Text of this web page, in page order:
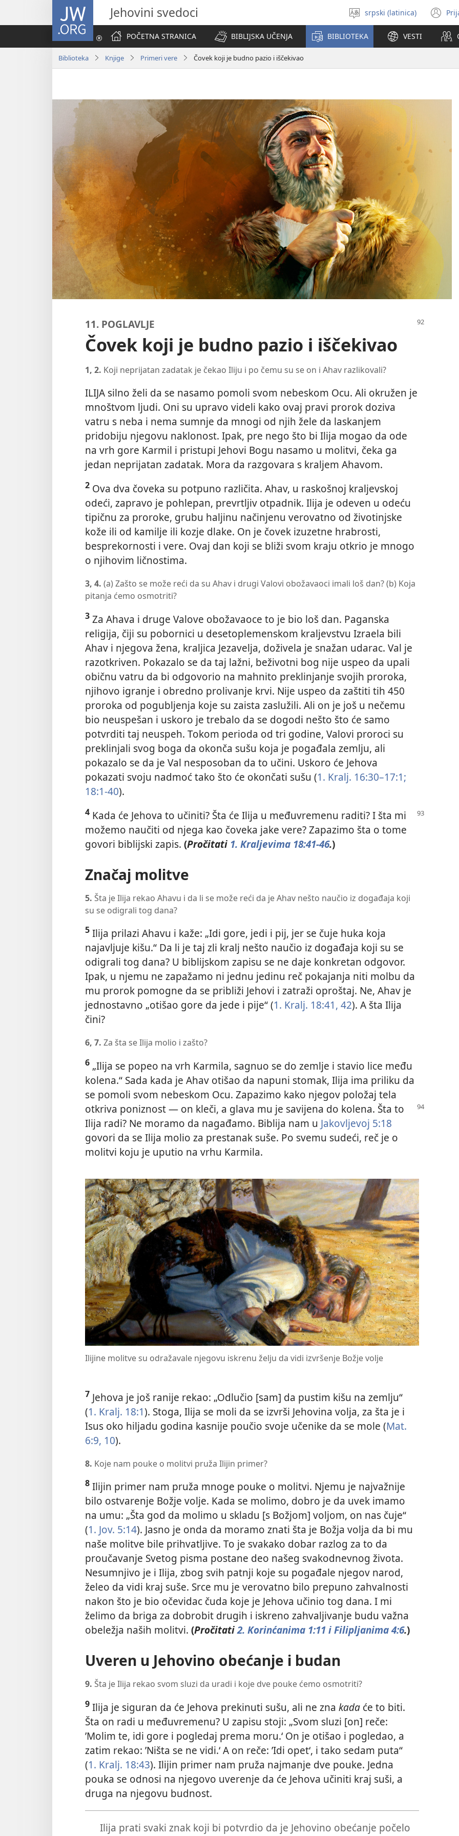
JW.ORG Jehovini svedoci
Izaberi
jezik
srpski (latinica)
POČETNA STRANICA
BIBLIJSKA UČENJA BIBLIOTEKA VESTI
Biblioteka Knjige Primeri vere Čovek koji je budno pazio i iščekivao
11. POGLAVLJE
Čovek koji je budno pazio i iščekivao
1, 2. Koji neprijatan zadatak je čekao Iliju i po čemu su se on i Ahav razlikovali?
ILIJA silno želi da se nasamo pomoli svom nebeskom Ocu. Ali okružen je
mnoštvom ljudi. Oni su upravo videli kako ovaj pravi prorok doziva
vatru s neba i nema sumnje da mnogi od njih žele da laskanjem
pridobiju njegovu naklonost. Ipak, pre nego što bi Ilija mogao da ode
na vrh gore Karmil i pristupi Jehovi Bogu nasamo u molitvi, čeka ga
jedan neprijatan zadatak. Mora da razgovara s kraljem Ahavom.
2 Ova dva čoveka su potpuno različita. Ahav, u raskošnoj kraljevskoj
odeći, zapravo je pohlepan, prevrtljiv otpadnik. Ilija je odeven u odeću
tipičnu za proroke, grubu haljinu načinjenu verovatno od životinjske
kože ili od kamilje ili kozje dlake. On je čovek izuzetne hrabrosti,
besprekornosti i vere. Ovaj dan koji se bliži svom kraju otkrio je mnogo
o njihovim ličnostima.
3, 4. (a) Zašto se može reći da su Ahav i drugi Valovi obožavaoci imali loš dan? (b) Koja
pitanja ćemo osmotriti?
3 Za Ahava i druge Valove obožavaoce to je bio loš dan. Paganska
religija, čiji su pobornici u desetoplemenskom kraljevstvu Izraela bili
Ahav i njegova žena, kraljica Jezavelja, doživela je snažan udarac. Val je
razotkriven. Pokazalo se da taj lažni, beživotni bog nije uspeo da upali
običnu vatru da bi odgovorio na mahnito preklinjanje svojih proroka,
njihovo igranje i obredno prolivanje krvi. Nije uspeo da zaštiti tih 450
proroka od pogubljenja koje su zaista zaslužili. Ali on je još u nečemu
bio neuspešan i uskoro je trebalo da se dogodi nešto što će samo
potvrditi taj neuspeh. Tokom perioda od tri godine, Valovi proroci su
preklinjali svog boga da okonča sušu koja je pogađala zemlju, ali
pokazalo se da je Val nesposoban da to učini. Uskoro će Jehova
pokazati svoju nadmoć tako što će okončati sušu (1. Kralj. 16:30–17:1;
18:1-40).
4 Kada će Jehova to učiniti? Šta će Ilija u međuvremenu raditi? I šta mi
možemo naučiti od njega kao čoveka jake vere? Zapazimo šta o tome
govori biblijski zapis. (Pročitati 1. Kraljevima 18:41-46.)
Značaj molitve
5. Šta je Ilija rekao Ahavu i da li se može reći da je Ahav nešto naučio iz događaja koji
su se odigrali tog dana?
5 Ilija prilazi Ahavu i kaže: „Idi gore, jedi i pij, jer se čuje huka koja
najavljuje kišu.“ Da li je taj zli kralj nešto naučio iz događaja koji su se
odigrali tog dana? U biblijskom zapisu se ne daje konkretan odgovor.
Ipak, u njemu ne zapažamo ni jednu jedinu reč pokajanja niti molbu da
mu prorok pomogne da se približi Jehovi i zatraži oproštaj. Ne, Ahav je
jednostavno „otišao gore da jede i pije“ (1. Kralj. 18:41, 42). A šta Ilija
čini?
6, 7. Za šta se Ilija molio i zašto?
6 „Ilija se popeo na vrh Karmila, sagnuo se do zemlje i stavio lice među
kolena.“ Sada kada je Ahav otišao da napuni stomak, Ilija ima priliku da
se pomoli svom nebeskom Ocu. Zapazimo kako njegov položaj tela
otkriva poniznost— on kleči, a glava mu je savijena do kolena. Šta to
Ilija radi? Ne moramo da nagađamo. Biblija nam u Jakovljevoj 5:18
govori da se Ilija molio za prestanak suše. Po svemu sudeći, reč je o
molitvi koju je uputio na vrhu Karmila.
Ilijine molitve su odražavale njegovu iskrenu želju da vidi izvršenje Božje volje
7 Jehova je još ranije rekao: „Odlučio [sam] da pustim kišu na zemlju“
(1. Kralj. 18:1). Stoga, Ilija se moli da se izvrši Jehovina volja, za šta je i
Isus oko hiljadu godina kasnije poučio svoje učenike da se mole (Mat.
6:9, 10).
8. Koje nam pouke o molitvi pruža Ilijin primer?
8 Ilijin primer nam pruža mnoge pouke o molitvi. Njemu je najvažnije
bilo ostvarenje Božje volje. Kada se molimo, dobro je da uvek imamo
na umu: „Šta god da molimo u skladu [s Božjom] voljom, on nas čuje“
(1. Jov. 5:14). Jasno je onda da moramo znati šta je Božja volja da bi mu
naše molitve bile prihvatljive. To je svakako dobar razlog za to da
proučavanje Svetog pisma postane deo našeg svakodnevnog života.
Nesumnjivo je i Ilija, zbog svih patnji koje su pogađale njegov narod,
želeo da vidi kraj suše. Srce mu je verovatno bilo prepuno zahvalnosti
nakon što je bio očevidac čuda koje je Jehova učinio tog dana. I mi
želimo da briga za dobrobit drugih i iskreno zahvaljivanje budu važna
obeležja naših molitvi. (Pročitati2. Korinćanima 1:11 iFilipljanima 4:6.)
Uveren u Jehovino obećanje i budan
9. Šta je Ilija rekao svom sluzi da uradi i koje dve pouke ćemo osmotriti?
9 Ilija je siguran da će Jehova prekinuti sušu, ali ne zna kada će to biti.
Šta on radi u međuvremenu? U zapisu stoji: „Svom sluzi [on] reče:
’Molim te, idi gore i pogledaj prema moru.‘ On je otišao i pogledao, a
zatim rekao: ’Ništa se ne vidi.‘ A on reče: ’Idi opet‘, i tako sedam puta“
(1. Kralj. 18:43). Ilijin primer nam pruža najmanje dve pouke. Jedna
pouka se odnosi na njegovo uverenje da će Jehova učiniti kraj suši, a
druga na njegovu budnost.
Ilija prati svaki znak koji bi potvrdio da je Jehovino obećanje počelo